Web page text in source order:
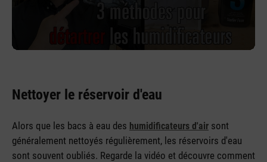
Nettoyer le réservoir d'eau
Alors que les bacs à eau des humidificateurs d'air sont
généralement nettoyés régulièrement, les réservoirs d'eau
sont souvent oubliés. Regarde la vidéo et découvre comment